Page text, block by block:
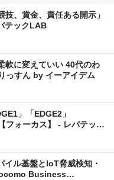
、賞金、責任ある開示」
テックLAB
軟に変えていい 40代のわ
っすん by イーアイデム
」「EDGE2」
フォーカス】 - レバテック
ル基盤とIoT脅威検知・
Business